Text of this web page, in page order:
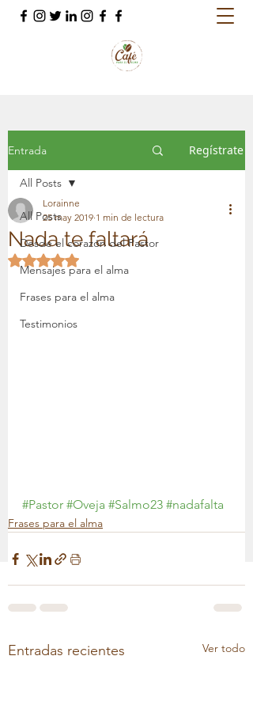
Entrada Regístrate
All Posts
Desde el corazón del Pastor
Mensajes para el alma
Frases para el alma
Testimonios
All Posts
Nada te faltará
Lorainne
25 may 2019 1 min de lectura
Obtuvo NaN de 5 estrellas.
#Pastor #Oveja #Salmo23 #nadafalta
Frases para el alma
Entradas recientes Ver todo